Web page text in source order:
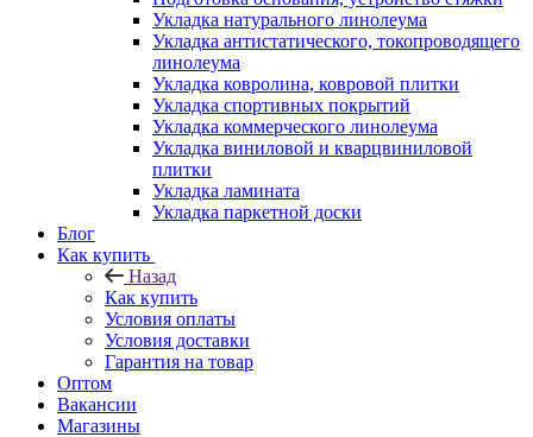
Укладка натурального линолеума
Укладка антистатического, токопроводящего
линолеума
Укладка ковролина, ковровой плитки
Укладка спортивных покрытий
Укладка коммерческого линолеума
Укладка виниловой и кварцвиниловой
плитки
Укладка ламината
Укладка паркетной доски
Блог
Как купить
Назад
Как купить
Условия оплаты
Условия доставки
Гарантия на товар
Оптом
Вакансии
Магазины